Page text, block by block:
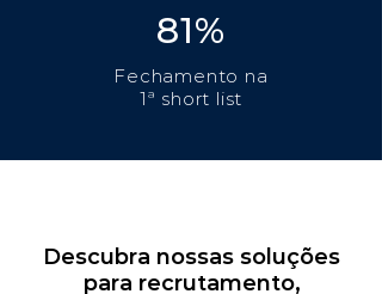
81%
Fechamento na
1ª short list
Descubra nossas soluções
para recrutamento,